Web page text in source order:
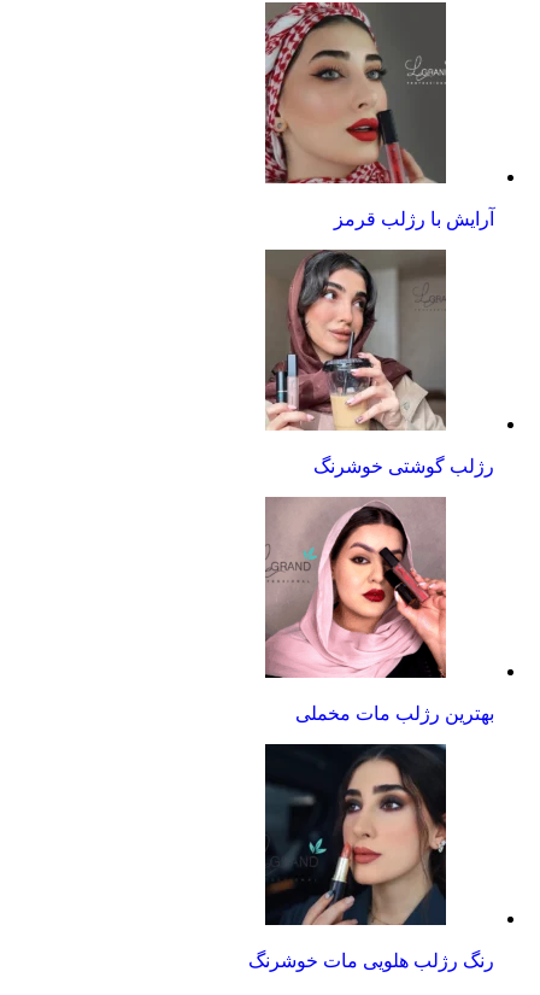
آرایش با رژلب قرمز
رژلب گوشتی خوشرنگ
بهترین رژلب مات مخملی
رنگ رژلب هلویی مات خوشرنگ